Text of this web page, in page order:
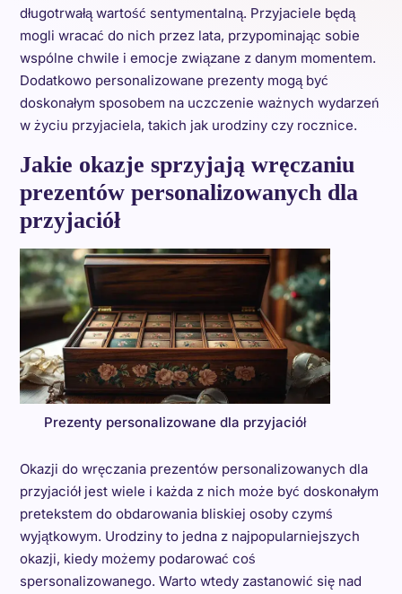
długotrwałą wartość sentymentalną. Przyjaciele będą
mogli wracać do nich przez lata, przypominając sobie
wspólne chwile i emocje związane z danym momentem.
Dodatkowo personalizowane prezenty mogą być
doskonałym sposobem na uczczenie ważnych wydarzeń
w życiu przyjaciela, takich jak urodziny czy rocznice.
Jakie okazje sprzyjają wręczaniu
prezentów personalizowanych dla
przyjaciół
Prezenty personalizowane dla przyjaciół
Okazji do wręczania prezentów personalizowanych dla
przyjaciół jest wiele i każda z nich może być doskonałym
pretekstem do obdarowania bliskiej osoby czymś
wyjątkowym. Urodziny to jedna z najpopularniejszych
okazji, kiedy możemy podarować coś
spersonalizowanego. Warto wtedy zastanowić się nad